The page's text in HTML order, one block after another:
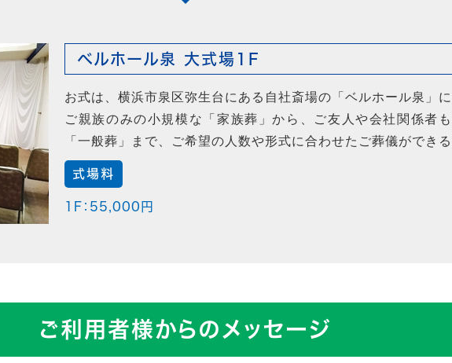
ベルホール泉 大式場1F
お式は、横浜市泉区弥生台にある自社斎場の「ベルホール泉」に
ご親族のみの小規模な「家族葬」から、ご友人や会社関係者
「一般葬」まで、ご希望の人数や形式に合わせたご葬儀ができる
式場料
1F：55,000円
ご利用者様からのメッセージ